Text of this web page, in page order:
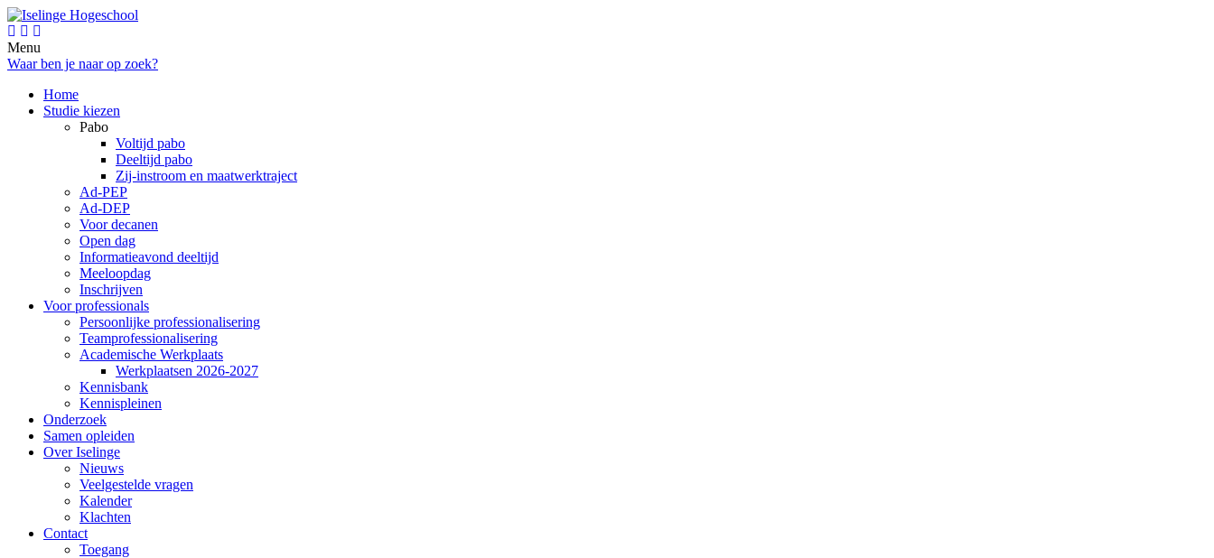
Menu
Waar ben je naar op zoek?
Home
Studie kiezen
Pabo
Voltijd pabo
Deeltijd pabo
Zij-instroom en maatwerktraject
Ad-PEP
Ad-DEP
Voor decanen
Open dag
Informatieavond deeltijd
Meeloopdag
Inschrijven
Voor professionals
Persoonlijke professionalisering
Teamprofessionalisering
Academische Werkplaats
Werkplaatsen 2026-2027
Kennisbank
Kennispleinen
Onderzoek
Samen opleiden
Over Iselinge
Nieuws
Veelgestelde vragen
Kalender
Klachten
Contact
Toegang